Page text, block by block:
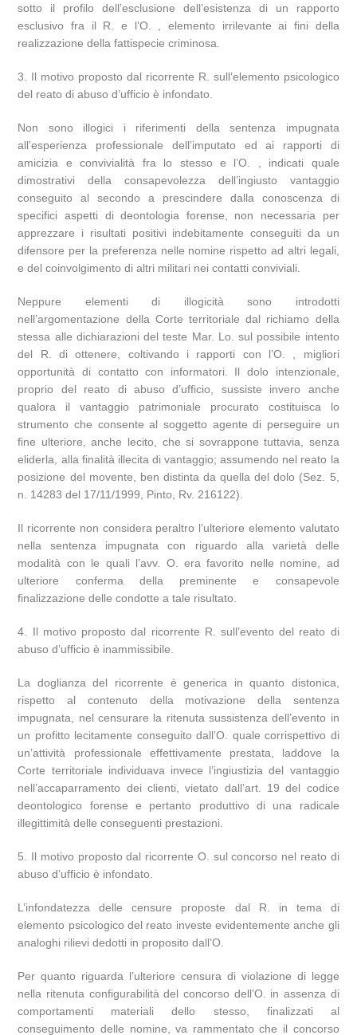
sotto il profilo dell’esclusione dell’esistenza di un rapporto
esclusivo fra il R. e l’O. , elemento irrilevante ai fini della
realizzazione della fattispecie criminosa.
3. Il motivo proposto dal ricorrente R. sull’elemento psicologico
del reato di abuso d’ufficio è infondato.
Non sono illogici i riferimenti della sentenza impugnata
all’esperienza professionale dell’imputato ed ai rapporti di
amicizia e convivialità fra lo stesso e l’O. , indicati quale
dimostrativi della consapevolezza dell’ingiusto vantaggio
conseguito al secondo a prescindere dalla conoscenza di
specifici aspetti di deontologia forense, non necessaria per
apprezzare i risultati positivi indebitamente conseguiti da un
difensore per la preferenza nelle nomine rispetto ad altri legali,
e del coinvolgimento di altri militari nei contatti conviviali.
Neppure elementi di illogicità sono introdotti
nell’argomentazione della Corte territoriale dal richiamo della
stessa alle dichiarazioni del teste Mar. Lo. sul possibile intento
del R. di ottenere, coltivando i rapporti con l’O. , migliori
opportunità di contatto con informatori. Il dolo intenzionale,
proprio del reato di abuso d’ufficio, sussiste invero anche
qualora il vantaggio patrimoniale procurato costituisca lo
strumento che consente al soggetto agente di perseguire un
fine ulteriore, anche lecito, che si sovrappone tuttavia, senza
eliderla, alla finalità illecita di vantaggio; assumendo nel reato la
posizione del movente, ben distinta da quella del dolo (Sez. 5,
n. 14283 del 17/11/1999, Pinto, Rv. 216122).
Il ricorrente non considera peraltro l’ulteriore elemento valutato
nella sentenza impugnata con riguardo alla varietà delle
modalità con le quali l’avv. O. era favorito nelle nomine, ad
ulteriore conferma della preminente e consapevole
finalizzazione delle condotte a tale risultato.
4. Il motivo proposto dal ricorrente R. sull’evento del reato di
abuso d’ufficio è inammissibile.
La doglianza del ricorrente è generica in quanto distonica,
rispetto al contenuto della motivazione della sentenza
impugnata, nel censurare la ritenuta sussistenza dell’evento in
un profitto lecitamente conseguito dall’O. quale corrispettivo di
un’attività professionale effettivamente prestata, laddove la
Corte territoriale individuava invece l’ingiustizia del vantaggio
nell’accaparramento dei clienti, vietato dall’art. 19 del codice
deontologico forense e pertanto produttivo di una radicale
illegittimità delle conseguenti prestazioni.
5. Il motivo proposto dal ricorrente O. sul concorso nel reato di
abuso d’ufficio è infondato.
L’infondatezza delle censure proposte dal R. in tema di
elemento psicologico del reato investe evidentemente anche gli
analoghi rilievi dedotti in proposito dall’O.
Per quanto riguarda l’ulteriore censura di violazione di legge
nella ritenuta configurabilità del concorso dell’O. in assenza di
comportamenti materiali dello stesso, finalizzati al
conseguimento delle nomine, va rammentato che il concorso